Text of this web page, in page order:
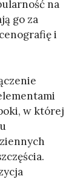
na
go za
i
w której